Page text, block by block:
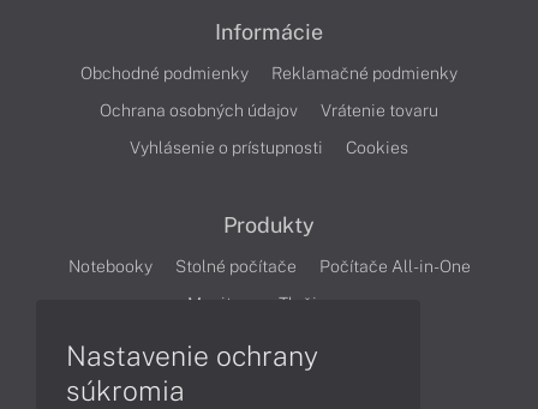
Informácie
Obchodné podmienky
Reklamačné podmienky
Ochrana osobných údajov
Vrátenie tovaru
Vyhlásenie o prístupnosti
Cookies
Produkty
Notebooky Stolné počítače
Počítače All-in-One
Monitory
Tlačiarne
Nastavenie ochrany
súkromia